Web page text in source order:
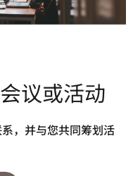
议或活动
，并与您共同筹划活